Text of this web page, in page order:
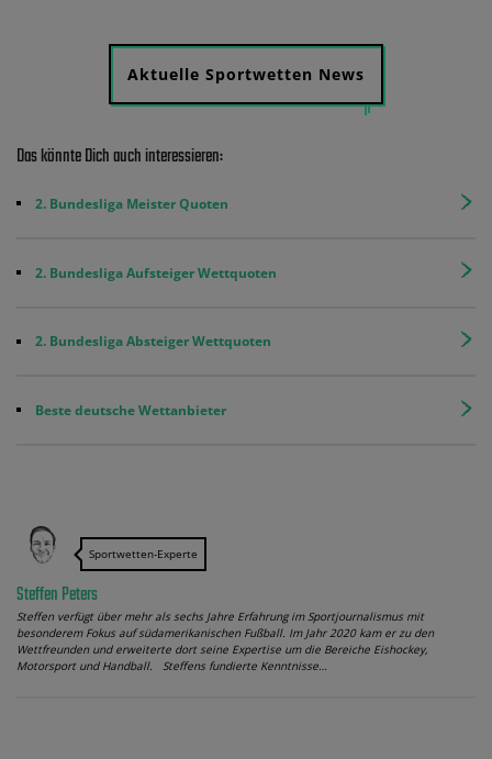
Aktuelle Sportwetten News
Das könnte Dich auch interessieren:
2. Bundesliga Meister Quoten
2. Bundesliga Aufsteiger Wettquoten
2. Bundesliga Absteiger Wettquoten
Beste deutsche Wettanbieter
Sportwetten-Experte
Steffen Peters
Steffen verfügt über mehr als sechs Jahre Erfahrung im Sportjournalismus mit
besonderem Fokus auf südamerikanischen Fußball. Im Jahr 2020 kam er zu den
Wettfreunden und erweiterte dort seine Expertise um die Bereiche Eishockey,
Motorsport und Handball. Steffens fundierte Kenntnisse…